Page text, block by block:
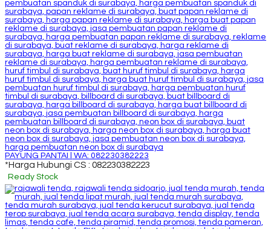
PAYUNG PANTAI | WA: 082230382223
*Harga Hubungi CS : 082230382223
Ready Stock